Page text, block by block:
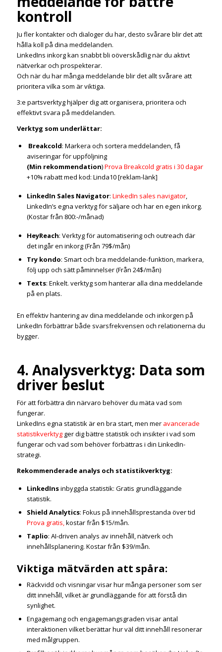
kontroll
Ju fler kontakter och dialoger du har, desto svårare blir det att
hålla koll på dina meddelanden.
LinkedIns inkorg kan snabbt bli oöverskådlig när du aktivt
nätverkar och prospekterar.
Och när du har många meddelande blir det allt svårare att
prioritera vilka som är viktiga.
3:e partsverktyg hjälper dig att organisera, prioritera och
effektivt svara på meddelanden.
Verktyg som underlättar:
Breakcold: Markera och sortera meddelanden, få
aviseringar för uppföljning
(Min rekommendation)Prova Breakcold gratis i 30 dagar
+10% rabatt med kod: Linda10 [reklam-länk]
LinkedIn Sales Navigator: LinkedIn sales navigator,
LinkedIn’s egna verktyg för säljare och har en egen inkorg.
(Kostar från 800:-/månad)
HeyReach: Verktyg för automatisering och outreach där
det ingår en inkorg (Från 79$/mån)
Try kondo: Smart och bra meddelande-funktion, markera,
följ upp och sätt påminnelser (Från 24$/mån)
Texts: Enkelt. verktyg som hanterar alla dina meddelande
på en plats.
En effektiv hantering av dina meddelande och inkorgen på
LinkedIn förbättrar både svarsfrekvensen och relationerna du
bygger.
4. Analysverktyg: Data som
driver beslut
För att förbättra din närvaro behöver du mäta vad som
fungerar.
LinkedIns egna statistik är en bra start, men mer avancerade
statistikverktygger dig bättre statistik och insikter i vad som
fungerar och vad som behöver förbättras i din LinkedIn-
strategi.
Rekommenderade analys och statistikverktyg:
LinkedInsinbyggda statistik: Gratis grundläggande
statistik.
Shield Analytics: Fokus på innehållsprestanda över tid
Prova gratis, kostar från $15/mån.
Taplio: AI-driven analys av innehåll, nätverk och
innehållsplanering. Kostar från $39/mån.
Viktiga mätvärden att spåra:
Räckvidd och visningar visar hur många personer som ser
ditt innehåll, vilket är grundläggande för att förstå din
synlighet.
Engagemang och engagemangsgraden visar antal
interaktionen vilket berättar hur väl ditt innehåll resonerar
med målgruppen.